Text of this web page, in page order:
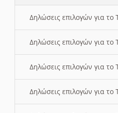
Δηλώσεις επιλογών για
Δηλώσεις επιλογών για το
Δηλώσεις επιλογών για
Δηλώσεις επιλογών για το